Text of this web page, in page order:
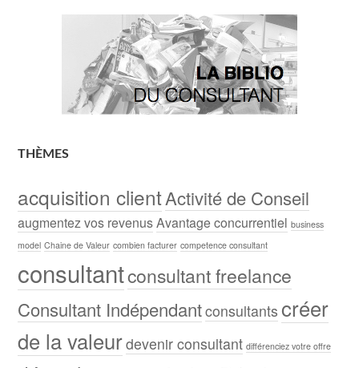
THÈMES
acquisition clientActivité de Conseil
augmentez vos revenusAvantage concurrentiel business
model Chaine de Valeur combien facturer competence consultant
consultantconsultant freelance
Consultant Indépendantconsultants créer
de la valeurdevenir consultant différenciez votre offre